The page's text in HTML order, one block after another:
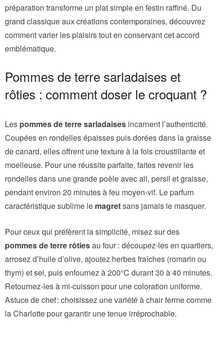
préparation transforme un plat simple en festin raffiné. Du
grand classique aux créations contemporaines, découvrez
comment varier les plaisirs tout en conservant cet accord
emblématique.
Pommes de terre sarladaises et
rôties : comment doser le croquant ?
Les pommes de terre sarladaises incarnent l’authenticité.
Coupées en rondelles épaisses puis dorées dans la graisse
de canard, elles offrent une texture à la fois croustillante et
moelleuse. Pour une réussite parfaite, faites revenir les
rondelles dans une grande poêle avec ail, persil et graisse,
pendant environ 20 minutes à feu moyen-vif. Le parfum
caractéristique sublime le magretsans jamais le masquer.
Pour ceux qui préfèrent la simplicité, misez sur des
pommes de terre rôtiesau four : découpez-les en quartiers,
arrosez d’huile d’olive, ajoutez herbes fraîches (romarin ou
thym) et sel, puis enfournez à 200°C durant 30 à 40 minutes.
Retournez-les à mi-cuisson pour une coloration uniforme.
Astuce de chef : choisissez une variété à chair ferme comme
la Charlotte pour garantir une tenue irréprochable.